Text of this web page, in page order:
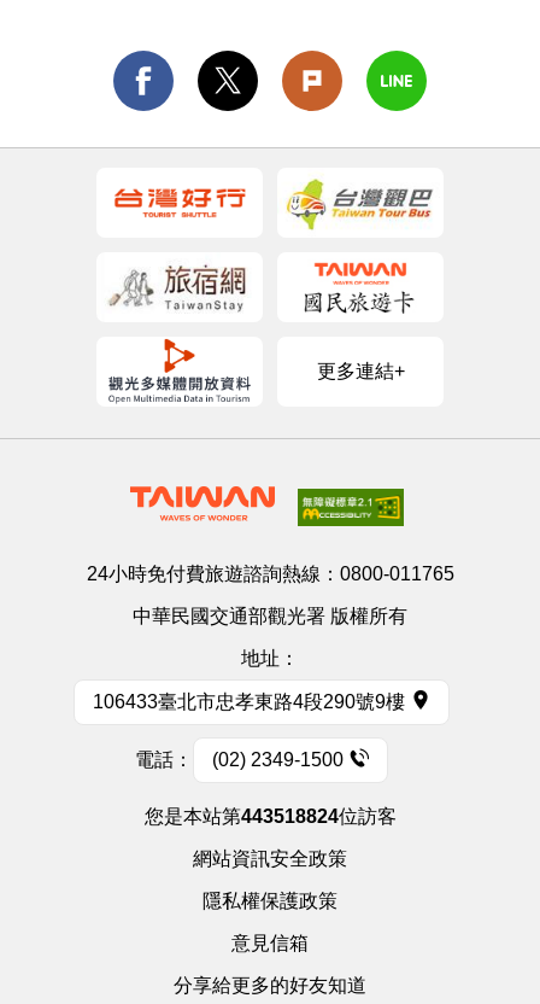
更多連結+
24小時免付費旅遊諮詢熱線： 0800-011765
中華民國交通部觀光署 版權所有
地址：
106433臺北市忠孝東路4段290號9樓
電話： (02) 2349-1500
您是本站第443518824位訪客
網站資訊安全政策
隱私權保護政策
意見信箱
分享給更多的好友知道